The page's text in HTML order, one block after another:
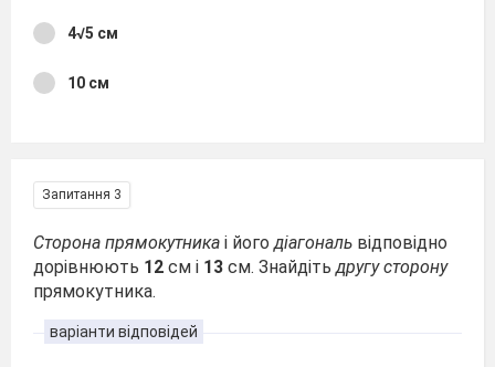
4√5 см
10 см
Запитання 3
Сторона прямокутника і йогодіагональ відповідно
дорівнюють 12 см і 13 см. Знайдітьдругу сторону
прямокутника.
варіанти відповідей